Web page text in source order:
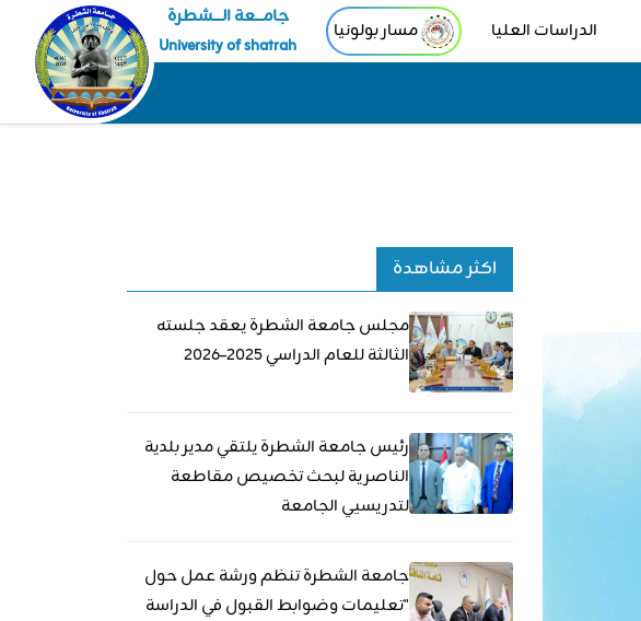
الدراسات العليا مسار بولونيا
جامـــعة الــــشطرة
University of shatrah
اكثر مشاهدة
مجلس جامعة الشطرة يعقد جلسته
الثالثة للعام الدراسي 2025–2026
رئيس جامعة الشطرة يلتقي مدير بلدية
الناصرية لبحث تخصيص مقاطعة
لتدريسيي الجامعة
جامعة الشطرة تنظم ورشة عمل حول
"تعليمات وضوابط القبول في الدراسة